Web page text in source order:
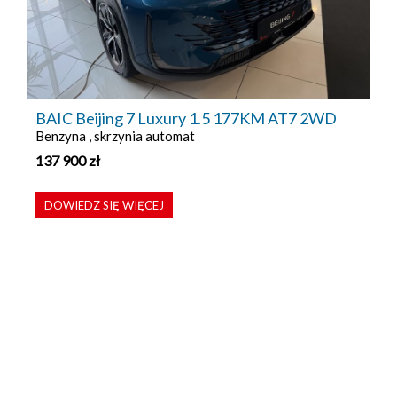
BAIC Beijing 7 Luxury 1.5 177KM AT7 2WD
Benzyna , skrzynia automat
137 900zł
DOWIEDZ SIĘ WIĘCEJ